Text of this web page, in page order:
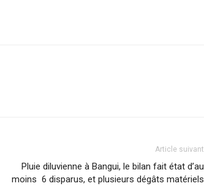
Article suivant
Pluie diluvienne à Bangui, le bilan fait état d’au
moins 6 disparus, et plusieurs dégâts matériels